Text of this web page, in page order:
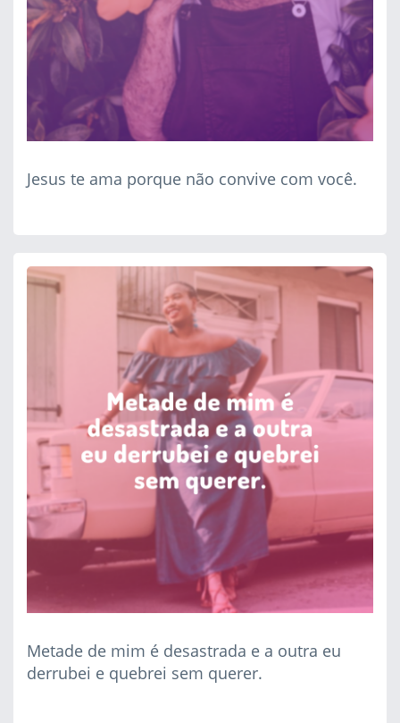
Jesus te ama porque não convive com você.
Metade de mim é desastrada e a outra eu
derrubei e quebrei sem querer.